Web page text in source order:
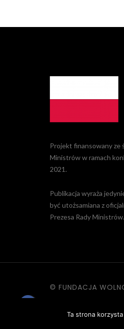
Projekt finansowany ze
Ministrów w ramach
2021.
Publikacja wyraża
być utożsamiana z
Prezesa Rady Ministrów.
© FUNDACJA
Ta strona